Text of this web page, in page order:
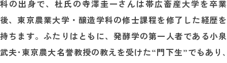
科の出身で、杜氏の寺澤圭一さんは帯広畜産大学を卒業
後、東京農業大学・醸造学科の修士課程を修了した経歴を
持ちます。ふたりはともに、発酵学の第一人者である小泉
武夫･東京農大名誉教授の教えを受けた“門下生”でもあり､